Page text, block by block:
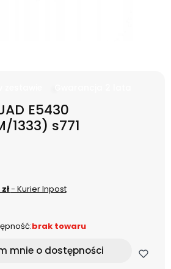
E5430
1333) s771
- Kurier Inpost
brak towaru
mnie o dostępności